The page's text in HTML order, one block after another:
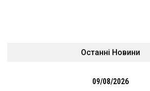
Останні Новини
09/08/2026